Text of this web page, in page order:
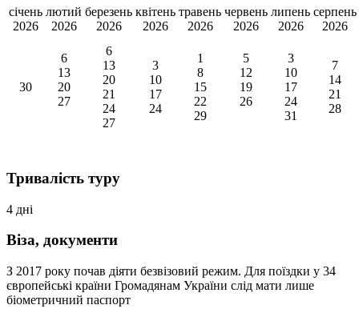
січень
2026
лютий
2026
березень
2026
квітень
2026
травень
2026
червень
2026
липень
2026
серпень
2026
30
6
13
20
27
6
13
20
21
24
27
3
10
17
24
1
8
15
22
29
5
12
19
26
3
10
17
24
31
7
14
21
28
Тривалість туру
4 дні
Віза, документи
З 2017 року почав діяти безвізовий режим. Для поїздки у 34
європейські країни Громадянам України слід мати лише
біометричний паспорт